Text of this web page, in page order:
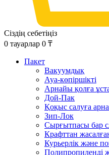
Сіздің себетіңіз
0 тауарлар 0 ₸
Пакет
Вакуумдық
Ауа-көпіршікті
Арнайы қолға
Дой-Пак
Қоқыс салуға
Зип-Лок
Сырғытпасы бар
Крафттан
Курьерлік және
Полипропиленді